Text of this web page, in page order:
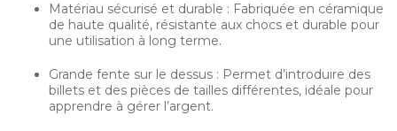
Matériau sécurisé et durable : Fabriquée en céramique
de haute qualité, résistante aux chocs et durable pour
une utilisation à long terme.
Grande fente sur le dessus : Permet d’introduire des
billets et des pièces de tailles différentes, idéale pour
apprendre à gérer l’argent.